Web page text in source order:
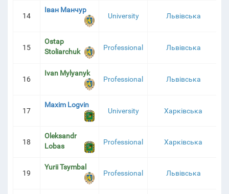
14
Іван Манчур
University Львівська
15
Ostap
Stoliarchuk
Professional Львівська
16
Ivan Mylyanyk
Professional Львівська
17
Maxim Logvin
University Харківська
18
Oleksandr
Lobas
Professional Харківська
19
Yurii Tsymbal
Professional Львівська